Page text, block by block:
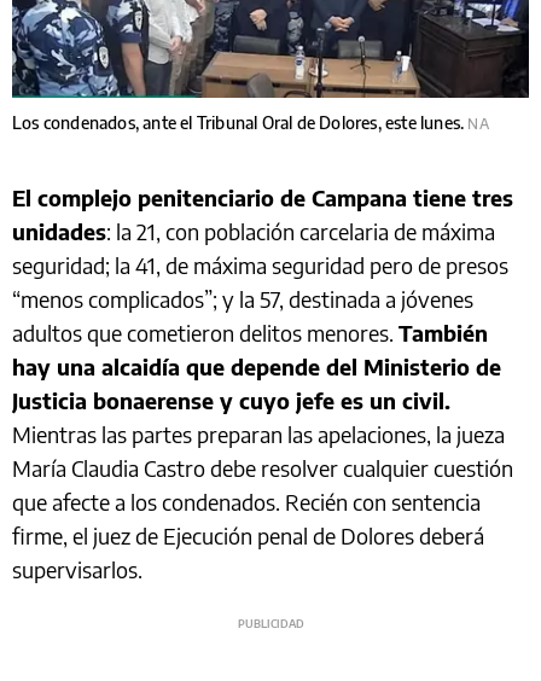
Los condenados, ante el Tribunal Oral de Dolores, este lunes. NA
El complejo penitenciario de Campana tiene tres
unidades: la 21, con población carcelaria de máxima
seguridad; la 41, de máxima seguridad pero de presos
“menos complicados”; y la 57, destinada a jóvenes
adultos que cometieron delitos menores. También
hay una alcaidía que depende del Ministerio de
Justicia bonaerense y cuyo jefe es un civil.
Mientras las partes preparan las apelaciones, la jueza
María Claudia Castro debe resolver cualquier cuestión
que afecte a los condenados. Recién con sentencia
firme, el juez de Ejecución penal de Dolores deberá
supervisarlos.